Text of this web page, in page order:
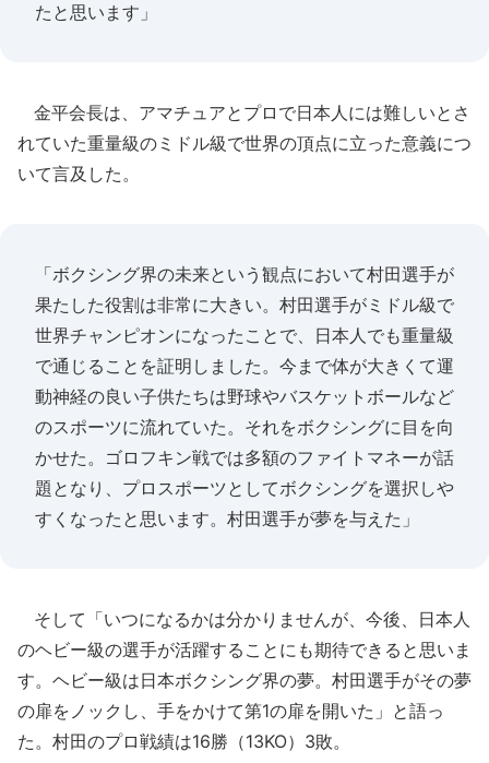
たと思います」
金平会長は、アマチュアとプロで日本人には難しいとさ
れていた重量級のミドル級で世界の頂点に立った意義につ
いて言及した。
「ボクシング界の未来という観点において村田選手が
果たした役割は非常に大きい。村田選手がミドル級で
世界チャンピオンになったことで、日本人でも重量級
で通じることを証明しました。今まで体が大きくて運
動神経の良い子供たちは野球やバスケットボールなど
のスポーツに流れていた。それをボクシングに目を向
かせた。ゴロフキン戦では多額のファイトマネーが話
題となり、プロスポーツとしてボクシングを選択しや
すくなったと思います。村田選手が夢を与えた」
そして「いつになるかは分かりませんが、今後、日本人
のヘビー級の選手が活躍することにも期待できると思いま
す。ヘビー級は日本ボクシング界の夢。村田選手がその夢
の扉をノックし、手をかけて第1の扉を開いた」と語っ
た。村田のプロ戦績は16勝（13KO）3敗。